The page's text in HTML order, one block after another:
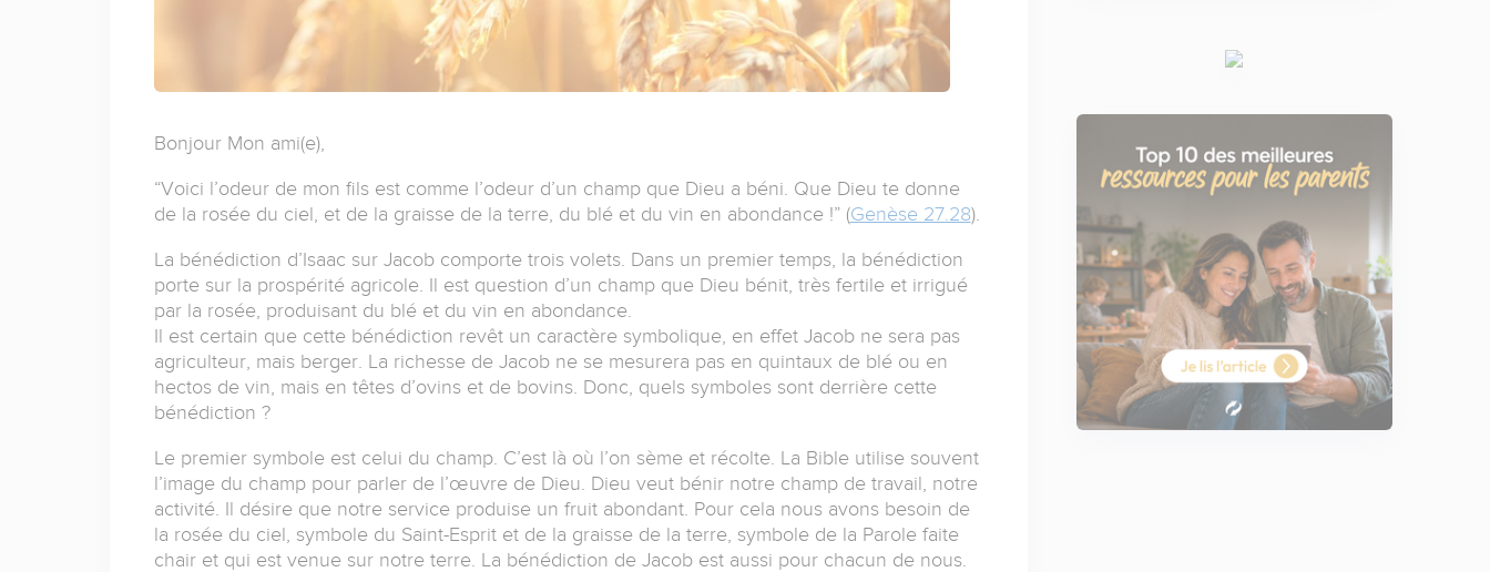
Bonjour Mon ami(e),
“Voici l’odeur de mon fils est comme l’odeur d’un champ que Dieu a béni. Que Dieu te donne
de la rosée du ciel, et de la graisse de la terre, du blé et du vin en abondance !” (Genèse 27.28).
La bénédiction d’Isaac sur Jacob comporte trois volets. Dans un premier temps, la bénédiction
porte sur la prospérité agricole. Il est question d’un champ que Dieu bénit, très fertile et irrigué
par la rosée, produisant du blé et du vin en abondance.
Il est certain que cette bénédiction revêt un caractère symbolique, en effet Jacob ne sera pas
agriculteur, mais berger. La richesse de Jacob ne se mesurera pas en quintaux de blé ou en
hectos de vin, mais en têtes d’ovins et de bovins. Donc, quels symboles sont derrière cette
bénédiction ?
Le premier symbole est celui du champ. C’est là où l’on sème et récolte. La Bible utilise souvent
l’image du champ pour parler de l’œuvre de Dieu. Dieu veut bénir notre champ de travail, notre
activité. Il désire que notre service produise un fruit abondant. Pour cela nous avons besoin de
la rosée du ciel, symbole du Saint-Esprit et de la graisse de la terre, symbole de la Parole faite
chair et qui est venue sur notre terre. La bénédiction de Jacob est aussi pour chacun de nous.